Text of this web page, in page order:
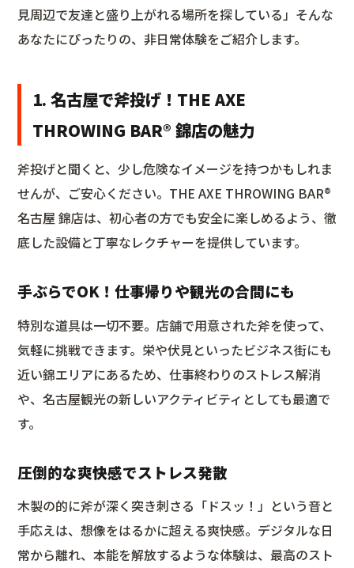
見周辺で友達と盛り上がれる場所を探している」そんな
あなたにぴったりの、非日常体験をご紹介します。
1. 名古屋で斧投げ！THE AXE
THROWING BAR®︎ 錦店の魅力
斧投げと聞くと、少し危険なイメージを持つかもしれま
せんが、ご安心ください。THE AXE THROWING BAR®︎
名古屋 錦店は、初心者の方でも安全に楽しめるよう、徹
底した設備と丁寧なレクチャーを提供しています。
手ぶらでOK！仕事帰りや観光の合間にも
特別な道具は一切不要。店舗で用意された斧を使って、
気軽に挑戦できます。栄や伏見といったビジネス街にも
近い錦エリアにあるため、仕事終わりのストレス解消
や、名古屋観光の新しいアクティビティとしても最適で
す。
圧倒的な爽快感でストレス発散
木製の的に斧が深く突き刺さる「ドスッ！」という音と
手応えは、想像をはるかに超える爽快感。デジタルな日
常から離れ、本能を解放するような体験は、最高のスト